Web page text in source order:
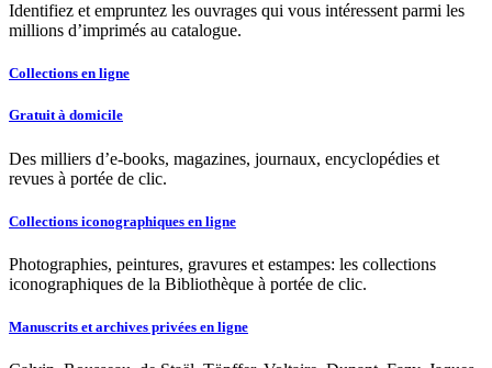
Identifiez et empruntez les ouvrages qui vous intéressent parmi les
millions d’imprimés au catalogue.
Collections en ligne
Gratuit à domicile
Des milliers d’e-books, magazines, journaux, encyclopédies et
revues à portée de clic.
Collections iconographiques en ligne
Photographies, peintures, gravures et estampes: les collections
iconographiques de la Bibliothèque à portée de clic.
Manuscrits et archives privées en ligne